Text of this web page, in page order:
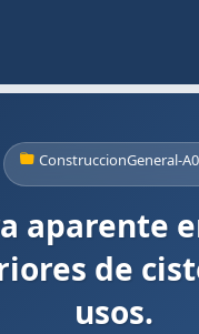
ConstruccionGeneral-
aparente
de
usos.